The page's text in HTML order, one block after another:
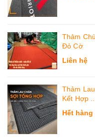
Thảm
Đỏ Cờ
Liên hệ
Thảm
Kết Hợp ...
Hết hàng